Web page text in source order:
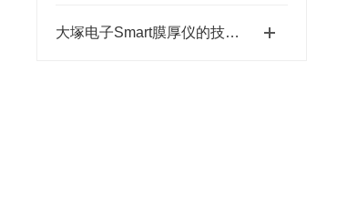
大塚电子Smart膜厚仪的技术特点与应用优势